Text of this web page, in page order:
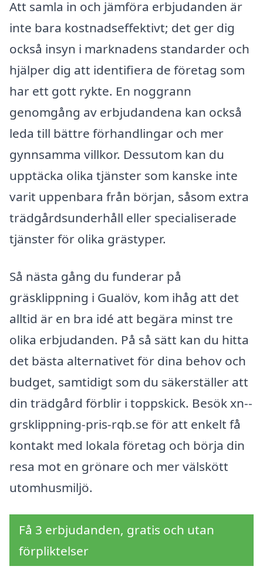
Att samla in och jämföra erbjudanden är
inte bara kostnadseffektivt; det ger dig
också insyn i marknadens standarder och
hjälper dig att identifiera de företag som
har ett gott rykte. En noggrann
genomgång av erbjudandena kan också
leda till bättre förhandlingar och mer
gynnsamma villkor. Dessutom kan du
upptäcka olika tjänster som kanske inte
varit uppenbara från början, såsom extra
trädgårdsunderhåll eller specialiserade
tjänster för olika grästyper.
Så nästa gång du funderar på
gräsklippning i Gualöv, kom ihåg att det
alltid är en bra idé att begära minst tre
olika erbjudanden. På så sätt kan du hitta
det bästa alternativet för dina behov och
budget, samtidigt som du säkerställer att
din trädgård förblir i toppskick. Besök xn--
grsklippning-pris-rqb.se för att enkelt få
kontakt med lokala företag och börja din
resa mot en grönare och mer välskött
utomhusmiljö.
Få 3 erbjudanden, gratis och utan
förpliktelser